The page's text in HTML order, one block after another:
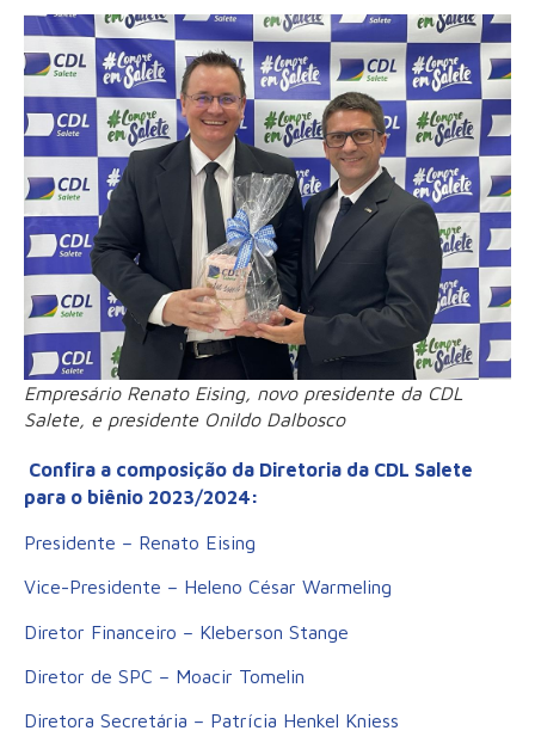
Empresário Renato Eising, novo presidente da CDL
Salete, e presidente Onildo Dalbosco
Confira a composição da Diretoria da CDL Salete
para o biênio 2023/2024:
Presidente – Renato Eising
Vice-Presidente – Heleno César Warmeling
Diretor Financeiro – Kleberson Stange
Diretor de SPC – Moacir Tomelin
Diretora Secretária – Patrícia Henkel Kniess